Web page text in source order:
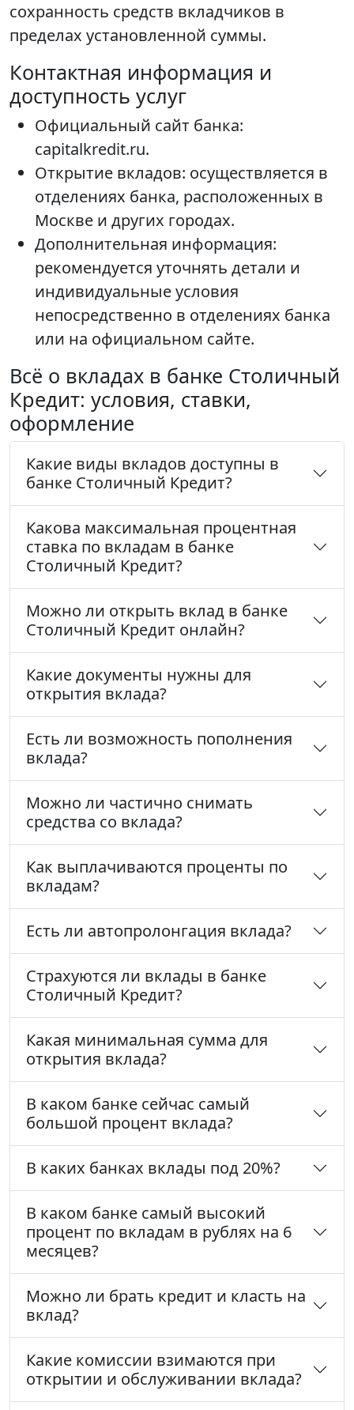
сохранность средств вкладчиков в
пределах установленной суммы.
Контактная информация и
доступность услуг
Официальный сайт банка:
capitalkredit.ru.
Открытие вкладов: осуществляется в
отделениях банка, расположенных в
Москве и других городах.
Дополнительная информация:
рекомендуется уточнять детали и
индивидуальные условия
непосредственно в отделениях банка
или на официальном сайте.
Всё о вкладах в банке Столичный
Кредит: условия, ставки,
оформление
Какие виды вкладов доступны в
банке Столичный Кредит?
Какова максимальная процентная
ставка по вкладам в банке
Столичный Кредит?
Можно ли открыть вклад в банке
Столичный Кредит онлайн?
Какие документы нужны для
открытия вклада?
Есть ли возможность пополнения
вклада?
Можно ли частично снимать
средства со вклада?
Как выплачиваются проценты по
вкладам?
Есть ли автопролонгация вклада?
Страхуются ли вклады в банке
Столичный Кредит?
Какая минимальная сумма для
открытия вклада?
В каком банке сейчас самый
большой процент вклада?
В каких банках вклады под 20%?
В каком банке самый высокий
процент по вкладам в рублях на 6
месяцев?
Можно ли брать кредит и класть на
вклад?
Какие комиссии взимаются при
открытии и обслуживании вклада?